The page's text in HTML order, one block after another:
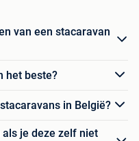
van een stacaravan
het beste?
in België?
als je deze zelf niet